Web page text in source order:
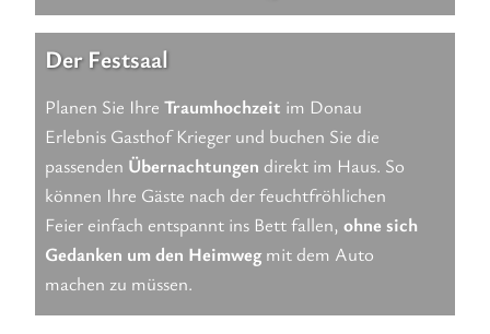
Der Festsaal
Planen Sie Ihre Traumhochzeit im Donau
Erlebnis Gasthof Krieger und buchen Sie die
passenden Übernachtungen direkt im Haus. So
können Ihre Gäste nach der feuchtfröhlichen
Feier einfach entspannt ins Bett fallen, ohne sich
Gedanken um den Heimwegmit dem Auto
machen zu müssen.